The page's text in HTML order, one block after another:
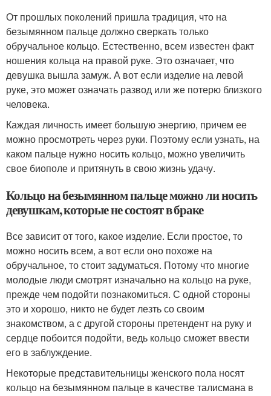
От прошлых поколений пришла традиция, что на
безымянном пальце должно сверкать только
обручальное кольцо. Естественно, всем известен факт
ношения кольца на правой руке. Это означает, что
девушка вышла замуж. А вот если изделие на левой
руке, это может означать развод или же потерю близкого
человека.
Каждая личность имеет большую энергию, причем ее
можно просмотреть через руки. Поэтому если узнать, на
каком пальце нужно носить кольцо, можно увеличить
свое биополе и притянуть в свою жизнь удачу.
Кольцо на безымянном пальце можно ли носить
девушкам, которые не состоят в браке
Все зависит от того, какое изделие. Если простое, то
можно носить всем, а вот если оно похоже на
обручальное, то стоит задуматься. Потому что многие
молодые люди смотрят изначально на кольцо на руке,
прежде чем подойти познакомиться. С одной стороны
это и хорошо, никто не будет лезть со своим
знакомством, а с другой стороны претендент на руку и
сердце побоится подойти, ведь кольцо сможет ввести
его в заблуждение.
Некоторые представительницы женского пола носят
кольцо на безымянном пальце в качестве талисмана в